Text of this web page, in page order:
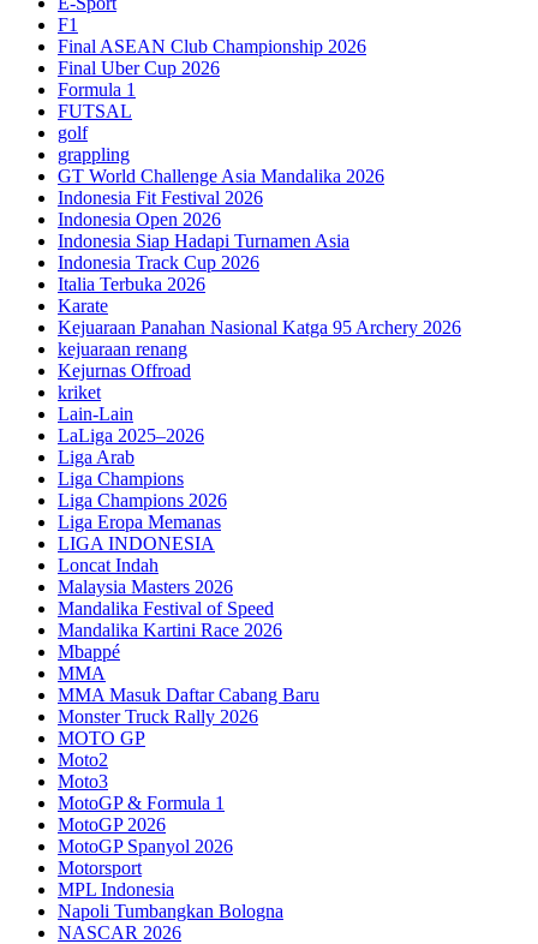
F1
Final ASEAN Club Championship 2026
Final Uber Cup 2026
Formula 1
FUTSAL
golf
grappling
GT World Challenge Asia Mandalika 2026
Indonesia Fit Festival 2026
Indonesia Open 2026
Indonesia Siap Hadapi Turnamen Asia
Indonesia Track Cup 2026
Italia Terbuka 2026
Karate
Kejuaraan Panahan Nasional Katga 95 Archery 2026
kejuaraan renang
Kejurnas Offroad
kriket
Lain-Lain
LaLiga 2025–2026
Liga Arab
Liga Champions
Liga Champions 2026
Liga Eropa Memanas
LIGA INDONESIA
Loncat Indah
Malaysia Masters 2026
Mandalika Festival of Speed
Mandalika Kartini Race 2026
Mbappé
MMA
MMA Masuk Daftar Cabang Baru
Monster Truck Rally 2026
MOTO GP
Moto2
Moto3
MotoGP & Formula 1
MotoGP 2026
MotoGP Spanyol 2026
Motorsport
MPL Indonesia
Napoli Tumbangkan Bologna
NASCAR 2026